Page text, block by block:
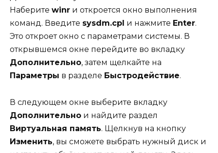
Наберите winr и откроется окно выполнения
команд. Введите sysdm.cpl и нажмите Enter.
Это откроет окно с параметрами системы. В
открывшемся окне перейдите во вкладку
Дополнительно, затем щелкайте на
Параметры в разделе Быстродействие.
В следующем окне выберите вкладку
Дополнительно и найдите раздел
Виртуальная память. Щелкнув на кнопку
Изменить, вы сможете выбрать нужный диск и